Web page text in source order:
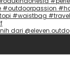
dari @eleven.outdo